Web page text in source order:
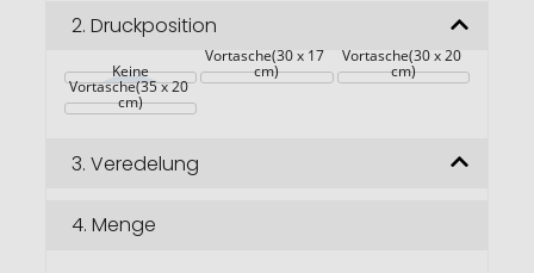
2. Druckposition
Keine
Vortasche(30 x 17
cm)
Vortasche(30 x 20
cm)
auf der
Vortasche(35 x 20
cm)
3. Veredelung
4. Menge